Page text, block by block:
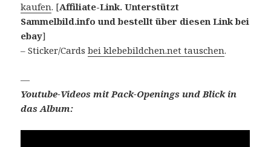
kaufen. [Affiliate-Link. Unterstützt
Sammelbild.info und bestellt über diesen Link bei
ebay]
– Sticker/Cardsbei klebebildchen.net tauschen.
—
Youtube-Videos mit Pack-Openings und Blick in
das Album: